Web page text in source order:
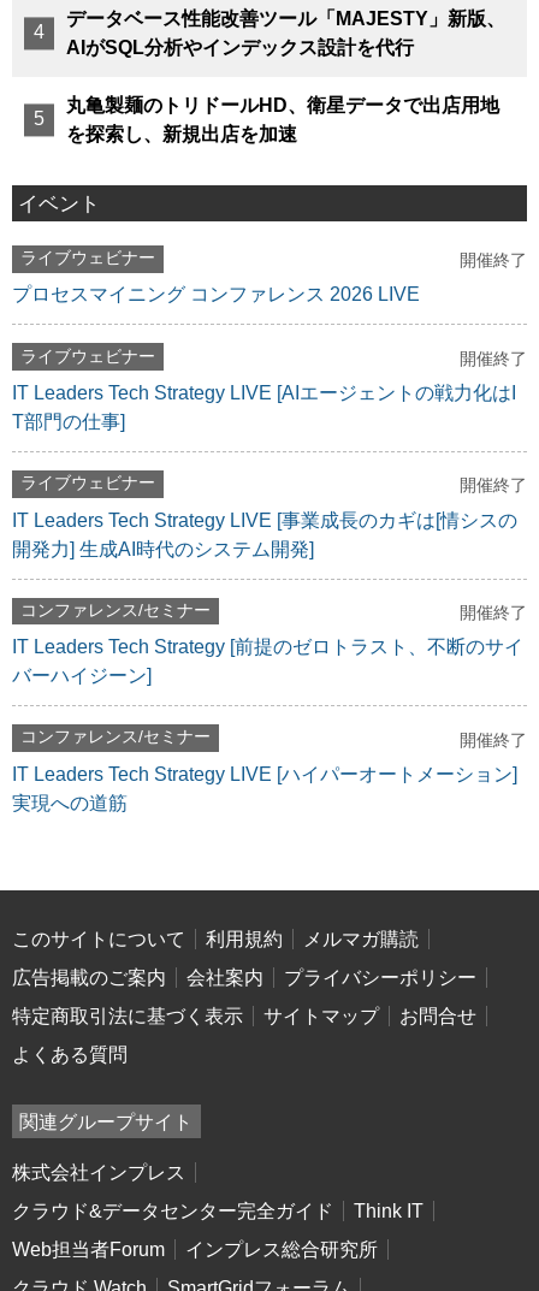
データベース性能改善ツール「MAJESTY」新版、
AIがSQL分析やインデックス設計を代行
丸亀製麺のトリドールHD、衛星データで出店用地
を探索し、新規出店を加速
イベント
ライブウェビナー 開催終了
プロセスマイニング コンファレンス 2026 LIVE
ライブウェビナー 開催終了
IT Leaders Tech Strategy LIVE [AIエージェントの戦力化はI
T部門の仕事]
ライブウェビナー 開催終了
IT Leaders Tech Strategy LIVE [事業成長のカギは[情シスの
開発力] 生成AI時代のシステム開発]
コンファレンス/セミナー 開催終了
IT Leaders Tech Strategy [前提のゼロトラスト、不断のサイ
バーハイジーン]
コンファレンス/セミナー 開催終了
IT Leaders Tech Strategy LIVE [ハイパーオートメーション]
実現への道筋
このサイトについて 利用規約
メルマガ購読
広告掲載のご案内
会社案内
プライバシーポリシー
特定商取引法に基づく表示
サイトマップ
お問合せ
よくある質問
関連グループサイト
株式会社インプレス
クラウド&データセンター完全ガイド
Think IT
Web担当者Forum
インプレス総合研究所